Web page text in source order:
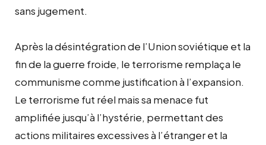
sans jugement.
Après la désintégration de l’Union soviétique et la
fin de la guerre froide, le terrorisme remplaça le
communisme comme justification à l’expansion.
Le terrorisme fut réel mais sa menace fut
amplifiée jusqu’à l’hystérie, permettant des
actions militaires excessives à l’étranger et la